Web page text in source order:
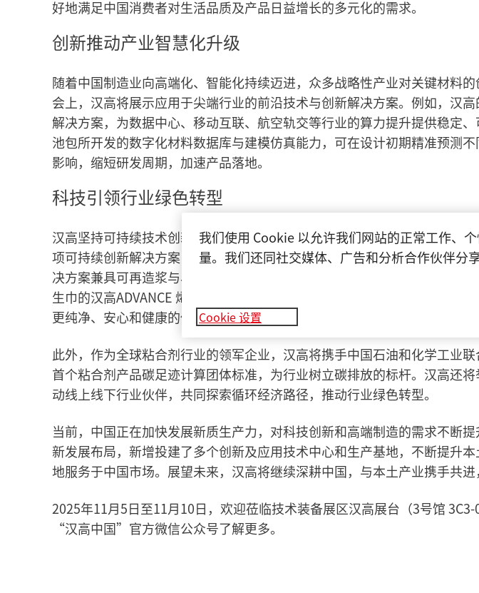
好地满足中国消费者对生活品质及产品日益增长的多元化的需求。
创新推动产业智慧化升级
随着中国制造业向高端化、智能化持续迈进，众多战略性产业对关键材料
会上，汉高将展示应用于尖端行业的前沿技术与创新解决方案。例如，汉
解决方案，为数据中心、移动互联、航空轨交等行业的算力提升提供稳定
池包所开发的数字化材料数据库与建模仿真能力，可在设计初期精准预测
影响，缩短研发周期，加速产品落地。
科技引领行业绿色转型
汉高坚持可持续技术创新，并积极响应中国市场对绿色供应链与低碳消费
项可持续创新解决方案，覆盖消费包装、卫生用品、建材家装等多个领域。
决方案兼具可再造浆与易回收优势。应用该方案后，纸杯可直接回收，无需
生巾的汉高ADVANCE 烯引力解决方案，凭借低气味、低VOC（挥发性有
更纯净、安心和健康的使用体验。
此外，作为全球粘合剂行业的领军企业，汉高将携手中国石油和化学工业
首个粘合剂产品碳足迹计算团体标准，为行业树立碳排放的标杆。汉高还
动线上线下行业伙伴，共同探索循环经济路径，推动行业绿色转型。
当前，中国正在加快发展新质生产力，对科技创新和高端制造的需求不断
新发展布局，新增投建了多个创新及应用技术中心和生产基地，不断提升
地服务于中国市场。展望未来，汉高将继续深耕中国，与本土产业携手共进
2025年11月5日至11月10日，欢迎莅临技术装备展区汉高展台（3号馆
“汉高中国”官方微信公众号了解更多。
我们使用 Cookie 以允许我们网站的正常工作、
量。我们还同社交媒体、广告和分析合作伙伴分
Cookie 设置